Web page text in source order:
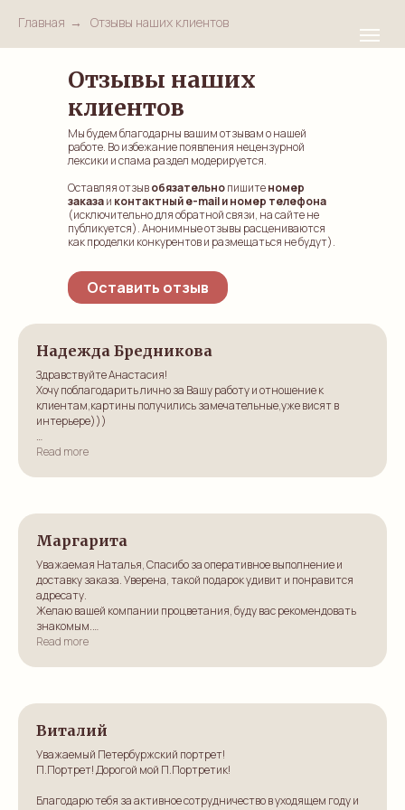
Главная → Отзывы наших клиентов
Отзывы наших
клиентов
Оставить отзыв
Мы будем благодарны вашим отзывам о нашей
работе. Во избежание появления нецензурной
лексики и спама раздел модерируется.
Оставляя отзывобязательнопишитеномер
заказаи контактный e-mail и номер телефона
(исключительно для обратной связи, на сайте не
публикуется). Анонимные отзывы расцениваются
как проделки конкурентов и размещаться не будут).
Надежда Бредникова
Здравствуйте Анастасия!
Хочу поблагодарить лично за Вашу работу и отношение к
клиентам,картины получились замечательные,уже висят в
интерьере)))
Ответ:Большое спасибо, Надежда, рады, что вы остались
Read more
Маргарита
Уважаемая Наталья, Спасибо за оперативное выполнение и
доставку заказа. Уверена, такой подарок удивит и понравится
адресату.
Желаю вашей компании процветания, буду вас рекомендовать
знакомым.
Маргарита
Read more
Виталий
Уважаемый Петербуржский портрет!
П.Портрет! Дорогой мой П.Портретик!
Благодарю тебя за активное сотрудничество в уходящем году и